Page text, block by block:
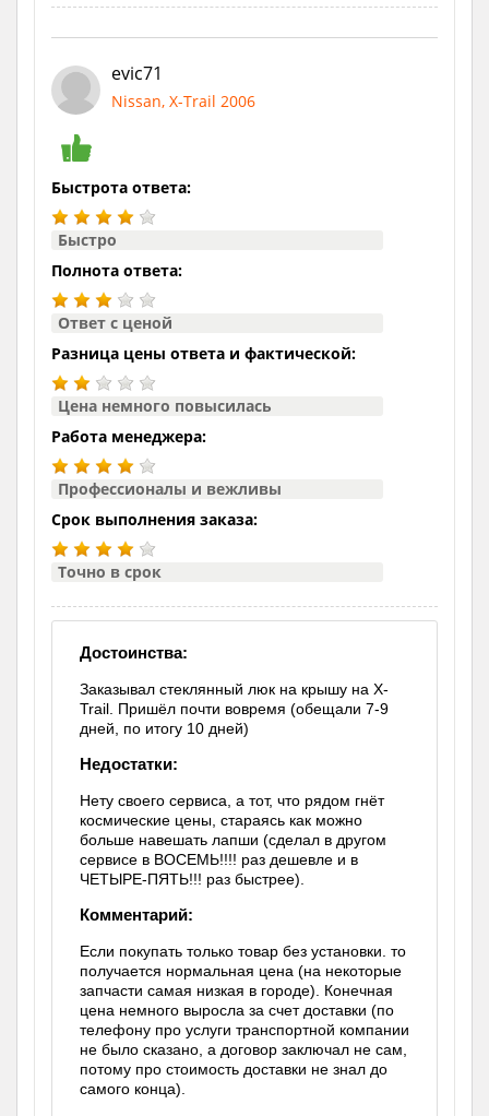
evic71
Nissan, X-Trail 2006
Быстрота ответа:
Быстро
Полнота ответа:
Ответ с ценой
Разница цены ответа и фактической:
Цена немного повысилась
Работа менеджера:
Профессионалы и вежливы
Срок выполнения заказа:
Точно в срок
Достоинства:
Заказывал стеклянный люк на крышу на X-
Trail. Пришёл почти вовремя (обещали 7-9
дней, по итогу 10 дней)
Недостатки:
Нету своего сервиса, а тот, что рядом гнёт
космические цены, стараясь как можно
больше навешать лапши (сделал в другом
сервисе в ВОСЕМЬ!!!! раз дешевле и в
ЧЕТЫРЕ-ПЯТЬ!!! раз быстрее).
Комментарий:
Если покупать только товар без установки. то
получается нормальная цена (на некоторые
запчасти самая низкая в городе). Конечная
цена немного выросла за счет доставки (по
телефону про услуги транспортной компании
не было сказано, а договор заключал не сам,
потому про стоимость доставки не знал до
самого конца).